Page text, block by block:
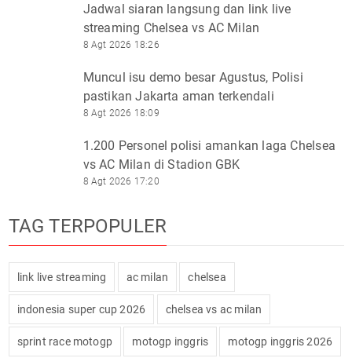
Jadwal siaran langsung dan link live
streaming Chelsea vs AC Milan
8 Agt 2026 18:26
Muncul isu demo besar Agustus, Polisi
pastikan Jakarta aman terkendali
8 Agt 2026 18:09
1.200 Personel polisi amankan laga Chelsea
vs AC Milan di Stadion GBK
8 Agt 2026 17:20
TAG TERPOPULER
link live streaming ac milan chelsea
indonesia super cup 2026 chelsea vs ac milan
sprint race motogp motogp inggris motogp inggris 2026